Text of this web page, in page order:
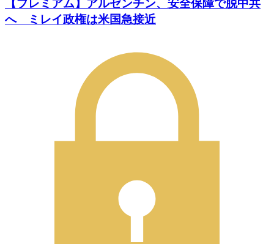
【プレミアム】アルゼンチン、安全保障で脱中共
へ ミレイ政権は米国急接近